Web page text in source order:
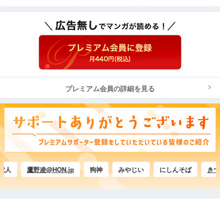
プレミアム会員の詳細を見る
鷹野凌@HON.jp 狗神 みやじい にしんそば きづき